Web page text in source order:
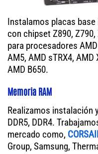
Instalamos placas base
con chipset Z890, Z790,
para procesadores
AM5, AMD sTRX4, AMD
AMD B650.
Memoria RAM
Realizamos instalación
DDR5, DDR4.
mercado como,
Group, Samsung,